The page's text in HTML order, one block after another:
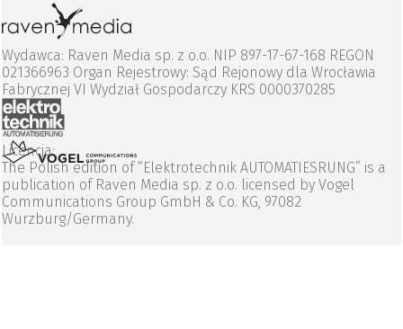
Wydawca: Raven Media sp. z o.o. NIP 897-17-67-168 REGON
021366963 Organ Rejestrowy: Sąd Rejonowy dla Wrocławia
Fabrycznej VI Wydział Gospodarczy KRS 0000370285
Licencja:
The Polish edition of “Elektrotechnik AUTOMATIESRUNG” is a
publication of Raven Media sp. z o.o. licensed by Vogel
Communications Group GmbH & Co. KG, 97082
Wurzburg/Germany.